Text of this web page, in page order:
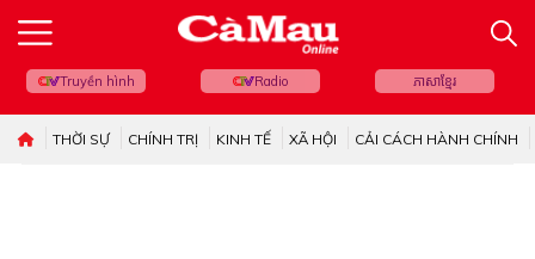
Truyền hình Radio ភាសាខ្មែរ
THỜI SỰ CHÍNH TRỊ KINH TẾ XÃ HỘI CẢI CÁCH HÀNH CHÍNH